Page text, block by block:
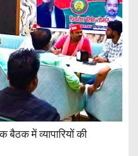
बैठक में व्यापारियों की